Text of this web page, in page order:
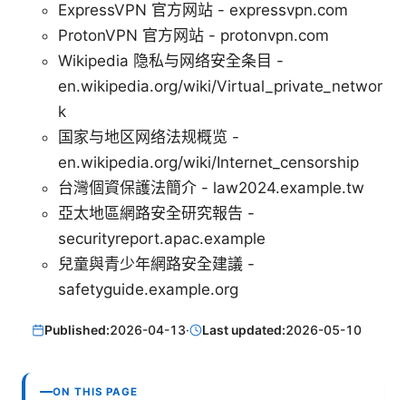
ExpressVPN 官方网站 - expressvpn.com
ProtonVPN 官方网站 - protonvpn.com
Wikipedia 隐私与网络安全条目 -
en.wikipedia.org/wiki/Virtual_private_networ
k
国家与地区网络法规概览 -
en.wikipedia.org/wiki/Internet_censorship
台灣個資保護法簡介 - law2024.example.tw
亞太地區網路安全研究報告 -
securityreport.apac.example
兒童與青少年網路安全建議 -
safetyguide.example.org
Published:2026-04-13· Last updated:2026-05-10
ON THIS PAGE